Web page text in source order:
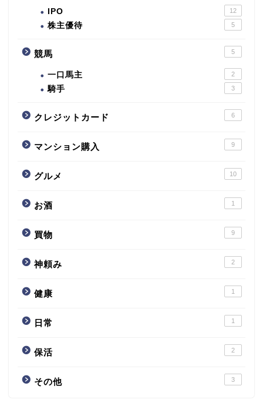
IPO 12
株主優待 5
競馬 5
一口馬主 2
騎手 3
クレジットカード 6
マンション購入 9
グルメ 10
お酒 1
買物 9
神頼み 2
健康 1
日常 1
保活 2
その他 3